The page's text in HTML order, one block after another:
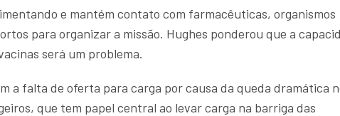
e mantém contato com farmacêuticas, organismos
para organizar a missão. Hughes ponderou que a
será um problema.
a falta de oferta para carga por causa da queda dramática
que tem papel central ao levar carga na barriga das